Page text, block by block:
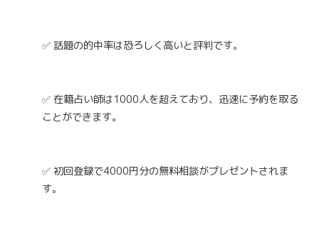
✅ 話題の的中率は恐ろしく高いと評判です。
✅ 在籍占い師は1000人を超えており、迅速に予約を取る
ことができます。
✅ 初回登録で4000円分の無料相談がプレゼントされま
す。